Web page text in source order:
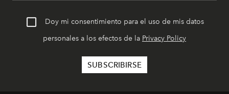
Doy mi consentimiento para el uso de mis datos
personales a los efectos de la Privacy Policy